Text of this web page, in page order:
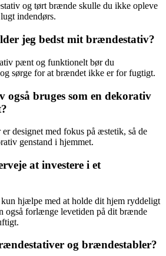
og tørt brænde skulle du ikke opleve
indendørs.
jeg bedst mit brændestativ?
pænt og funktionelt bør du
sørge for at brændet ikke er for fugtigt.
også bruges som en dekorativ
designet med fokus på æstetik, så de
genstand i hjemmet.
at investere i et
hjælpe med at holde dit hjem ryddeligt
også forlænge levetiden på dit brænde
og brændestabler?